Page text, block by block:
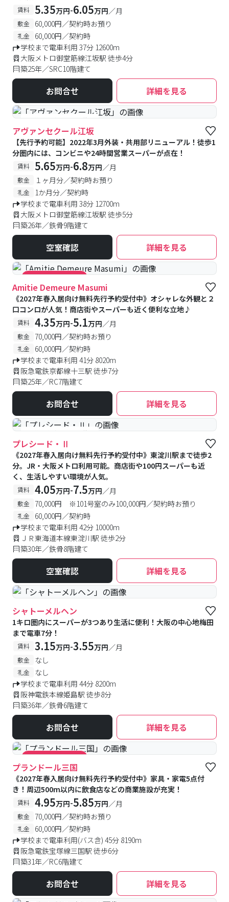
賃料 5.35万円-6.05万円／月
敷金 60,000円／契約時お預り
礼金
60,000円／契約時
学校まで電車利用 37分 12600m
大阪メトロ御堂筋線江坂駅 徒歩4分
築25年／SRC10階建て
お問合せ 詳細を見る
#予約受付中 #空室待ち
アヴァンセクール江坂
【先行予約可能】2022年3月外装・共用部リニューアル！徒歩1
分圏内には、コンビニや24時間営業スーパーが点在！
賃料 5.65万円-6.8万円／月
敷金 １ヶ月分／契約時お預り
礼金
1か月分／契約時
学校まで電車利用 38分 12700m
大阪メトロ御堂筋線江坂駅 徒歩5分
築26年／鉄骨9階建て
空室確認 詳細を見る
#キャンペーン実施中
Amitie Demeure Masumi
《2027年春入居向け無料先行予約受付中》オシャレな外観と２
口コンロが人気！商店街やスーパーも近く便利な立地♪
賃料 4.35万円-5.1万円／月
敷金 70,000円／契約時お預り
礼金
60,000円／契約時
学校まで電車利用 41分 8020m
阪急電鉄京都線十三駅 徒歩7分
築25年／RC7階建て
お問合せ 詳細を見る
#予約受付中 #空室待ち
プレシード・Ⅱ
《2027年春入居向け無料先行予約受付中》東淀川駅まで徒歩2
分。JR・大阪メトロ利用可能。商店街や100円スーパーも近
く、生活しやすい環境が人気。
賃料 4.05万円-7.5万円／月
敷金 70,000円 ※101号室のみ100,000円／契約時お預り
礼金
60,000円／契約時
学校まで電車利用 42分 10000m
ＪＲ東海道本線東淀川駅 徒歩2分
築30年／鉄骨8階建て
空室確認 詳細を見る
シャトーメルヘン
1キロ圏内にスーパーが3つあり生活に便利！大阪の中心地梅田
まで電車7分！
賃料 3.15万円-3.55万円／月
敷金 なし
礼金
なし
学校まで電車利用 44分 8200m
阪神電鉄本線姫島駅 徒歩8分
築36年／鉄骨6階建て
お問合せ 詳細を見る
#キャンペーン実施中
プランドール三国
《2027年春入居向け無料先行予約受付中》家具・家電5点付
き！周辺500m以内に飲食店などの商業施設が充実！
賃料 4.95万円-5.85万円／月
敷金 70,000円／契約時お預り
礼金
60,000円／契約時
学校まで電車利用(バス含) 45分 8190m
阪急電鉄宝塚線三国駅 徒歩6分
築31年／RC6階建て
お問合せ 詳細を見る